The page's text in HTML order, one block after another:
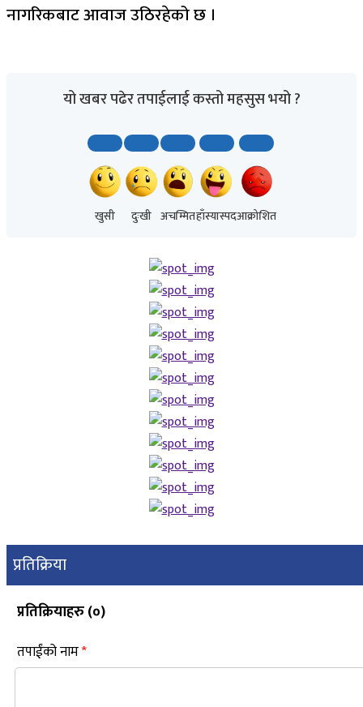
नागरिकबाट आवाज उठिरहेको छ ।
यो खबर पढेर तपाईलाई कस्तो महसुस भयो ?
खुसी दुःखी अचम्मितहाँस्यास्पदआक्रोशित
प्रतिक्रिया
प्रतिक्रियाहरु (०)
तपाईंको नाम*